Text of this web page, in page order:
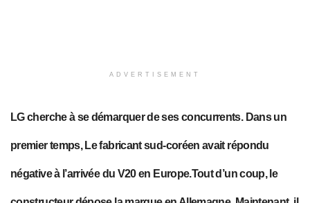
ADVERTISEMENT
LG cherche à se démarquer de ses concurrents. Dans un
premier temps, Le fabricant sud-coréen avait répondu
négative à l’arrivée du V20 en Europe.Tout d’un coup, le